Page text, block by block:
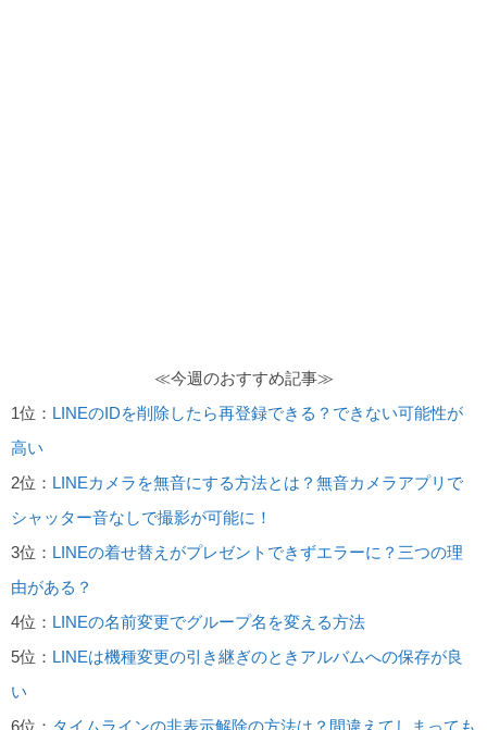
≪今週のおすすめ記事≫
1位： LINEのIDを削除したら再登録できる？できない可能性が
高い
2位： LINEカメラを無音にする方法とは？無音カメラアプリで
シャッター音なしで撮影が可能に！
3位： LINEの着せ替えがプレゼントできずエラーに？三つの理
由がある？
4位： LINEの名前変更でグループ名を変える方法
5位： LINEは機種変更の引き継ぎのときアルバムへの保存が良
い
6位： タイムラインの非表示解除の方法は？間違えてしまっても